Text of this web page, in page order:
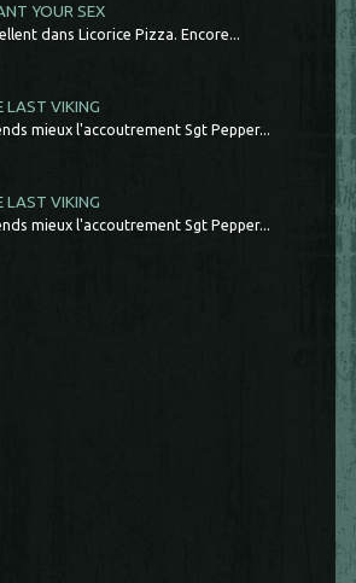
YOUR SEX
dans Licorice Pizza. Encore...
LAST VIKING
mieux l'accoutrement Sgt Pepper...
LAST VIKING
mieux l'accoutrement Sgt Pepper...